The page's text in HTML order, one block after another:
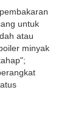
untuk
atau
minyak